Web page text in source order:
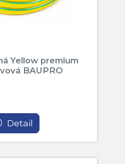
Yellow premium
BAUPRO
Detail